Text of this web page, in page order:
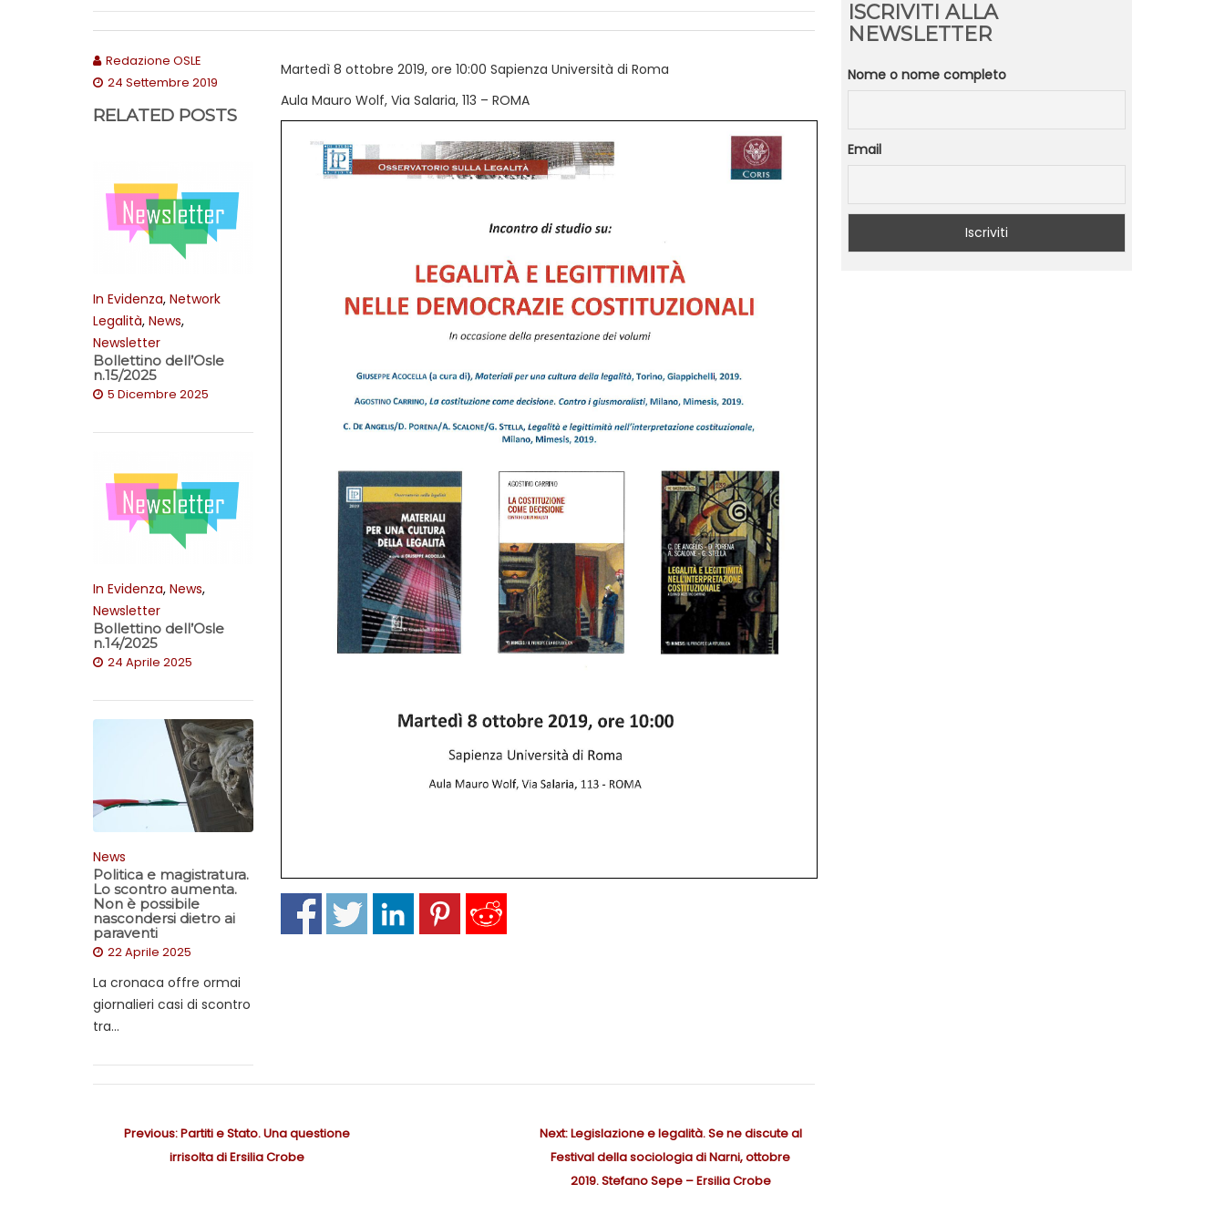
Martedì 8 ottobre 2019, ore 10:00 Sapienza Università di Roma
Aula Mauro Wolf, Via Salaria, 113 – ROMA
Redazione OSLE
24 Settembre 2019
RELATED POSTS
In Evidenza, Network
Legalità, News,
Newsletter
Bollettino dell’Osle
n.15/2025
5 Dicembre 2025
In Evidenza, News,
Newsletter
Bollettino dell’Osle
n.14/2025
24 Aprile 2025
News
Politica e magistratura.
Lo scontro aumenta.
Non è possibile
nascondersi dietro ai
paraventi
22 Aprile 2025
La cronaca offre ormai
giornalieri casi di scontro
tra...
Previous:P
r
Partiti e Stato. Una questione
irrisolta di Ersilia Crobe
Next:N
e
x
Legislazione e legalità. Se ne discute al
Festival della sociologia di Narni, ottobre
2019. Stefano Sepe – Ersilia Crobe
ISCRIVITI ALLA
NEWSLETTER
Nome o nome completo
Email